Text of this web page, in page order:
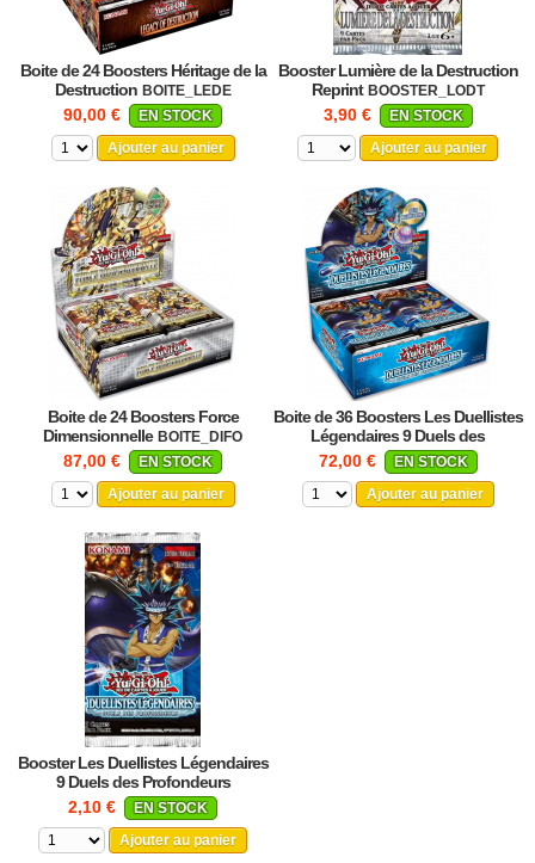
Boite de 24 Boosters Héritage de la
Destruction BOITE_LEDE
90,00 €
EN STOCK
Ajouter au panier
Booster Lumière de la Destruction
Reprint BOOSTER_LODT
3,90 €
EN STOCK
Ajouter au panier
Boite de 24 Boosters Force
Dimensionnelle BOITE_DIFO
87,00 €
EN STOCK
Ajouter au panier
Boite de 36 Boosters Les Duellistes
Légendaires 9 Duels des
Profondeurs BOITE_LED9
72,00 €
EN STOCK
Ajouter au panier
Booster Les Duellistes Légendaires
9 Duels des Profondeurs
BOOSTER_LED9
2,10 €
EN STOCK
Ajouter au panier